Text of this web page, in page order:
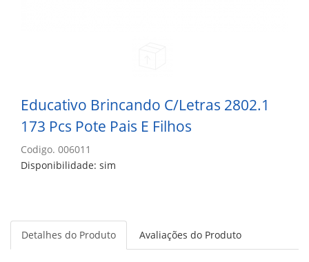
Educativo Brincando C/Letras 2802.1
173 Pcs Pote Pais E Filhos
Codigo. 006011
Disponibilidade: sim
Detalhes do Produto Avaliações do Produto